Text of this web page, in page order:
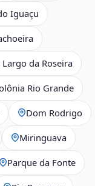
Iguaçu
Largo da Roseira
Rio Grande
Dom Rodrigo
Miringuava
Parque da Fonte